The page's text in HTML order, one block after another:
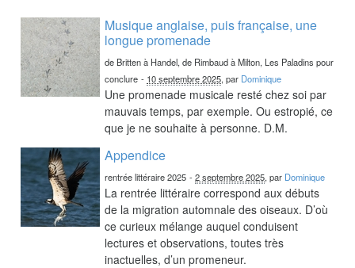
Musique anglaise, puis française, une
longue promenade
de Britten à Handel, de Rimbaud à Milton, Les Paladins pour
conclure - 10 septembre 2025, par Dominique
Une promenade musicale resté chez soi par
mauvais temps, par exemple. Ou estropié, ce
que je ne souhaite à personne. D.M.
Appendice
rentrée littéraire 2025 -2 septembre 2025, par Dominique
La rentrée littéraire correspond aux débuts
de la migration automnale des oiseaux. D’où
ce curieux mélange auquel conduisent
lectures et observations, toutes très
inactuelles, d’un promeneur.